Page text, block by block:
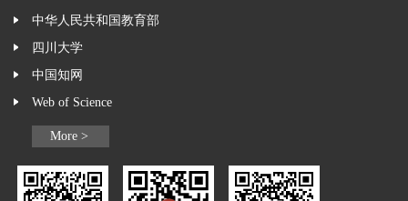
中华人民共和国教育部
四川大学
中国知网
Web of Science
More >